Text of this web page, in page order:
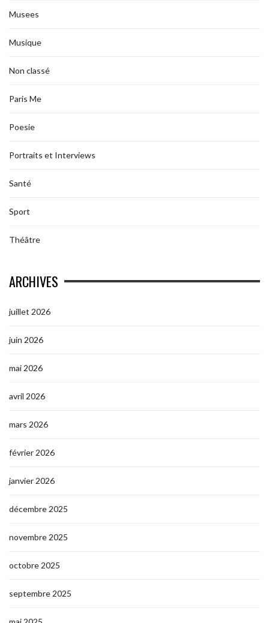
Musees
Musique
Non classé
Paris Me
Poesie
Portraits et Interviews
Santé
Sport
Théâtre
ARCHIVES
juillet 2026
juin 2026
mai 2026
avril 2026
mars 2026
février 2026
janvier 2026
décembre 2025
novembre 2025
octobre 2025
septembre 2025